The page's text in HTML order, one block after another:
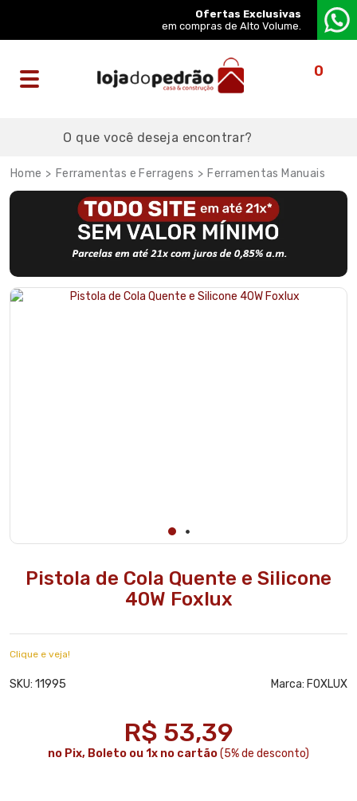
Ofertas Exclusivas
em compras de Alto Volume.
0
Ferramentas e Ferragens Ferramentas Manuais
Pistola de Cola Quente e Silicone
40W Foxlux
Clique e veja!
SKU: 11995 Marca: FOXLUX
R$ 53,39
no Pix, Boleto ou 1x no cartão(5% de desconto)